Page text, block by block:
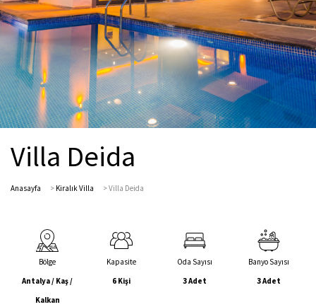
Villa Deida
Anasayfa > Kiralık Villa >Villa Deida
Bölge
Antalya / Kaş /
Kalkan
Kapasite
6 Kişi
Oda Sayısı
3 Adet
Banyo Sayısı
3 Adet